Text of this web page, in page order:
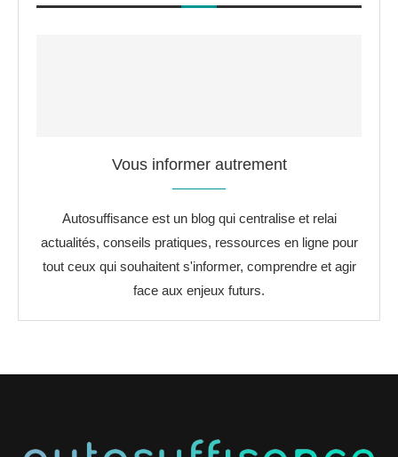
Vous informer autrement
Autosuffisance est un blog qui centralise et relai
actualités, conseils pratiques, ressources en ligne pour
tout ceux qui souhaitent s'informer, comprendre et agir
face aux enjeux futurs.